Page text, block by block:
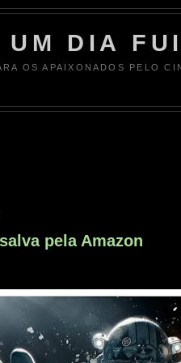
UM DIA
OS APAIXONADOS PELO
pela Amazon